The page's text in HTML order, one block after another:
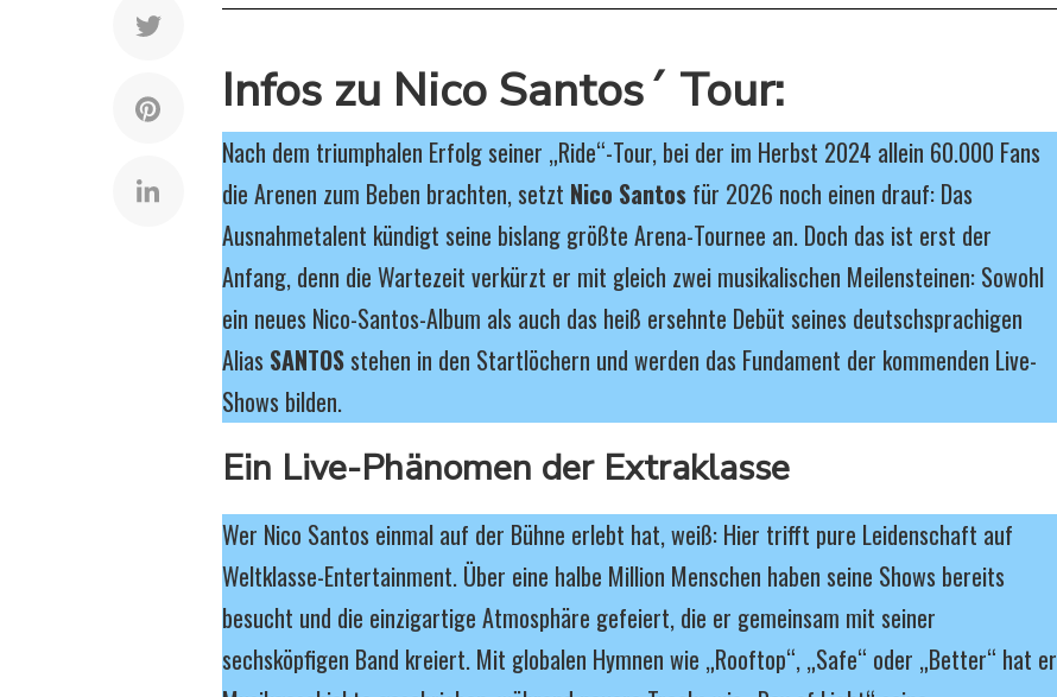
Infos zu Nico Santos´ Tour:
Nach dem triumphalen Erfolg seiner „Ride“-Tour, bei der im Herbst 2024 allein 60.000 Fans
die Arenen zum Beben brachten, setzt Nico Santos für 2026 noch einen drauf: Das
Ausnahmetalent kündigt seine bislang größte Arena-Tournee an. Doch das ist erst der
Anfang, denn die Wartezeit verkürzt er mit gleich zwei musikalischen Meilensteinen: Sowohl
ein neues Nico-Santos-Album als auch das heiß ersehnte Debüt seines deutschsprachigen
Alias SANTOS stehen in den Startlöchern und werden das Fundament der kommenden Live-
Shows bilden.
Ein Live-Phänomen der Extraklasse
Wer Nico Santos einmal auf der Bühne erlebt hat, weiß: Hier trifft pure Leidenschaft auf
Weltklasse-Entertainment. Über eine halbe Million Menschen haben seine Shows bereits
besucht und die einzigartige Atmosphäre gefeiert, die er gemeinsam mit seiner
sechsköpfigen Band kreiert. Mit globalen Hymnen wie „Rooftop“, „Safe“ oder „Better“ hat er